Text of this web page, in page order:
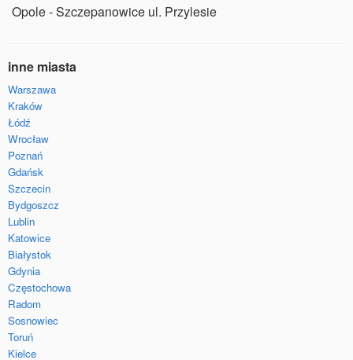
Opole - Szczepanowice ul. Przylesie
inne miasta
Warszawa
Kraków
Łódź
Wrocław
Poznań
Gdańsk
Szczecin
Bydgoszcz
Lublin
Katowice
Białystok
Gdynia
Częstochowa
Radom
Sosnowiec
Toruń
Kielce